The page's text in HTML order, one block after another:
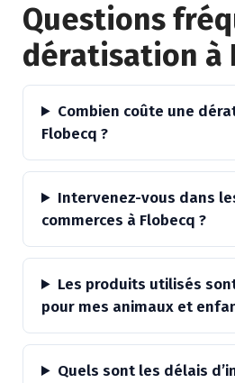
Questions
dératisation à
Combien coûte une
Flobecq ?
Intervenez-vous dans
commerces à Flobecq ?
Les produits utilisés
pour mes animaux et
Quels sont les délais